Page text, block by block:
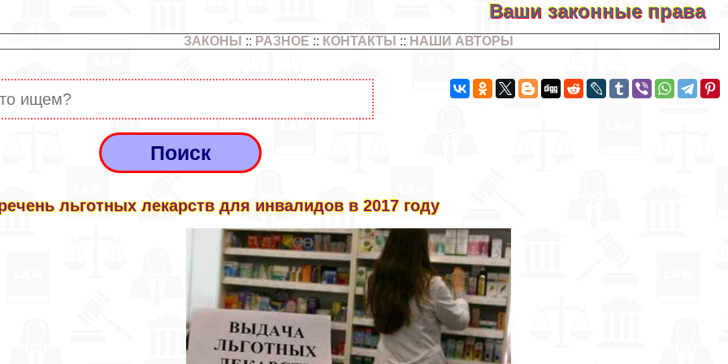
Ваши законные права
ЗАКОНЫ :: РАЗНОЕ :: КОНТАКТЫ :: НАШИ АВТОРЫ
льготных лекарств для инвалидов в 2017 году